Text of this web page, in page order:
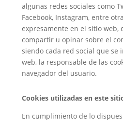
algunas redes sociales como
Facebook, Instagram, entre
expresamente en el sitio web,
compartir u opinar sobre el
siendo cada red social que se
web, la responsable de las
navegador del usuario.
Cookies utilizadas en este
En cumplimiento de lo